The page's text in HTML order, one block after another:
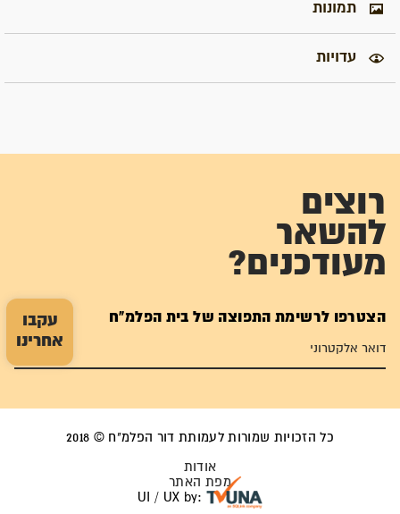
עקבו
אחרינו
תמונות
עדויות
רוצים
להשאר
מעודכנים?
הצטרפו לרשימת התפוצה של בית הפלמ"ח
כל הזכויות שמורות לעמותת דור הפלמ"ח © 2018
אודות
מפת האתר
UI / UX by: